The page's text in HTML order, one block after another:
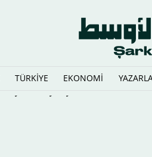
TÜRKİYE EKONOMİ